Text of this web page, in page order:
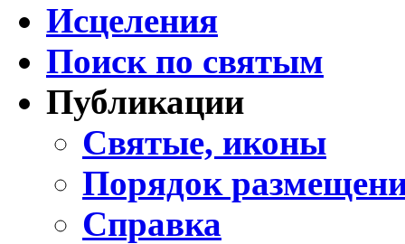
Исцеления
Поиск по святым
Публикации
Святые, иконы
Порядок
Справка